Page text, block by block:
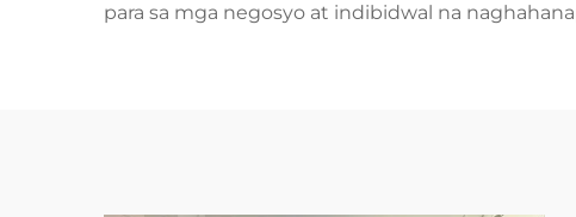
para sa mga negosyo at indibidwal na